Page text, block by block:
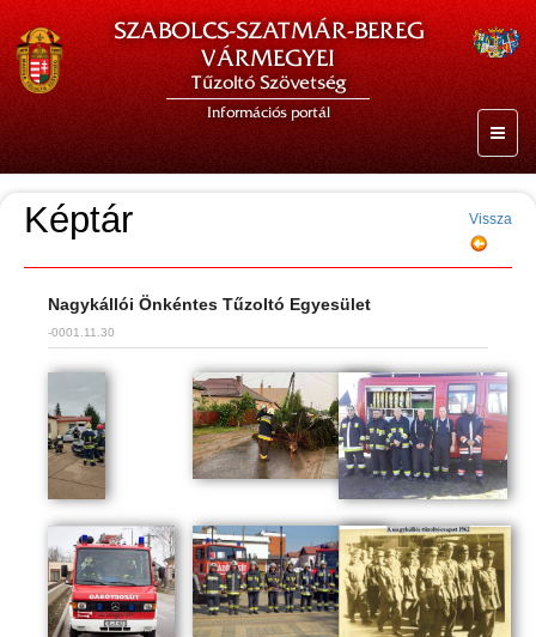
SZABOLCS-SZATMÁR-BEREG
VÁRMEGYEI
Tűzoltó Szövetség
Információs portál
Képtár Vissza
Nagykállói Önkéntes Tűzoltó Egyesület
-0001.11.30